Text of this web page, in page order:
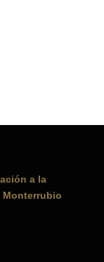
a la